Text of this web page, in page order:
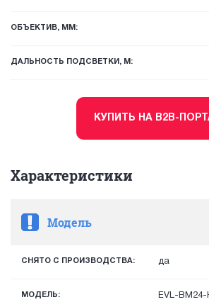
ОБЪЕКТИВ, ММ:
ДАЛЬНОСТЬ ПОДСВЕТКИ, М:
КУПИТЬ НА B2B-
Характеристики
Модель
СНЯТО С ПРОИЗВОДСТВА: да
МОДЕЛЬ: EVL-BM24-